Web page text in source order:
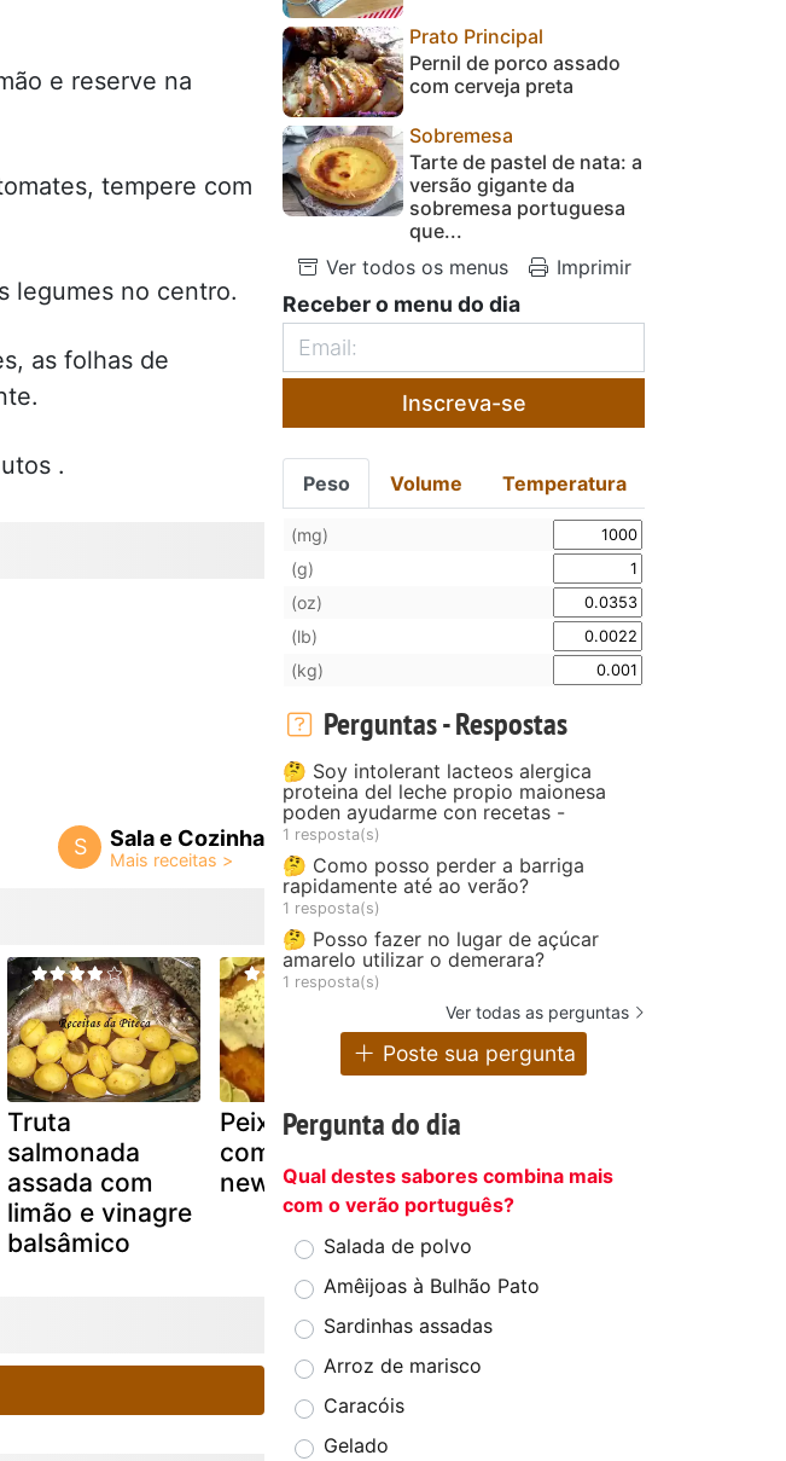
e reserve na
tempere com
legumes no centro.
as folhas de
.
S Sala e Cozinha
Truta
salmonada
assada com
limão e vinagre
balsâmico
Peixe assado
com molho
newburg
Peixe assado
batata
Prato Principal
Pernil de porco assado
com cerveja preta
Sobremesa
Tarte de pastel de nata: a
versão gigante da
sobremesa portuguesa
que...
Ver todos os menus
Imprimir
Receber o menu do dia
Inscreva-se
Peso Volume Temperatura
(mg)
(g)
(oz)
(lb)
(kg)
Perguntas - Respostas
🤔 Soy intolerant lacteos alergica
proteina del leche propio maionesa
poden ayudarme con recetas -
1 resposta(s)
🤔 Como posso perder a barriga
rapidamente até ao verão?
1 resposta(s)
🤔 Posso fazer no lugar de açúcar
amarelo utilizar o demerara?
1 resposta(s)
Ver todas as perguntas
Poste sua pergunta
Pergunta do dia
Qual destes sabores combina mais
com o verão português?
Salada de polvo
Amêijoas à Bulhão Pato
Sardinhas assadas
Arroz de marisco
Caracóis
Gelado